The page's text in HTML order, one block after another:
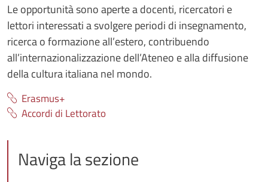
Le opportunità sono aperte a docenti, ricercatori e
lettori interessati a svolgere periodi di insegnamento,
ricerca o formazione all’estero, contribuendo
all’internazionalizzazione dell’Ateneo e alla diffusione
della cultura italiana nel mondo.
Erasmus+
Accordi di Lettorato
Naviga la sezione